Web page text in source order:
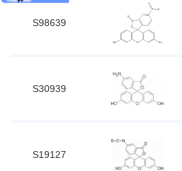
S98639
S30939
S19127